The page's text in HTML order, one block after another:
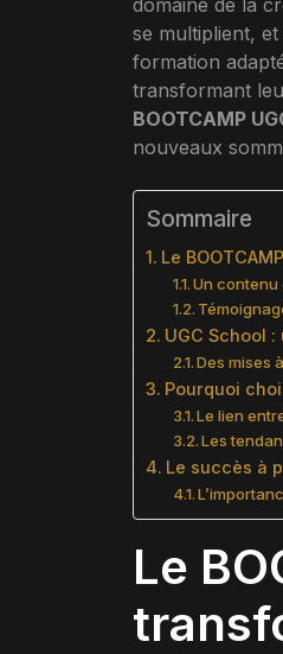
se multiplient, et
formation
transformant
BOOTCAMP
nouveaux
Sommaire
Le
Un
UGC School
Des mises
Pourquoi
Le lien
Les
Le succès à
Le